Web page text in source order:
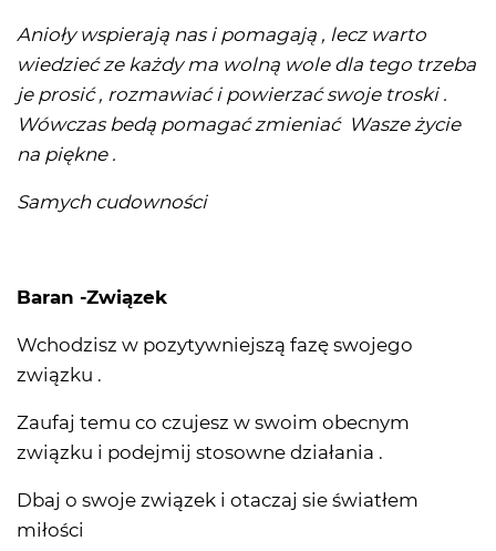
Anioły wspierają nas i pomagają , lecz warto
wiedzieć ze każdy ma wolną wole dla tego trzeba
je prosić , rozmawiać i powierzać swoje troski .
Wówczas bedą pomagać zmieniać Wasze życie
na piękne .
Samych cudowności
Baran -Związek
Wchodzisz w pozytywniejszą fazę swojego
związku .
Zaufaj temu co czujesz w swoim obecnym
związku i podejmij stosowne działania .
Dbaj o swoje związek i otaczaj sie światłem
miłości